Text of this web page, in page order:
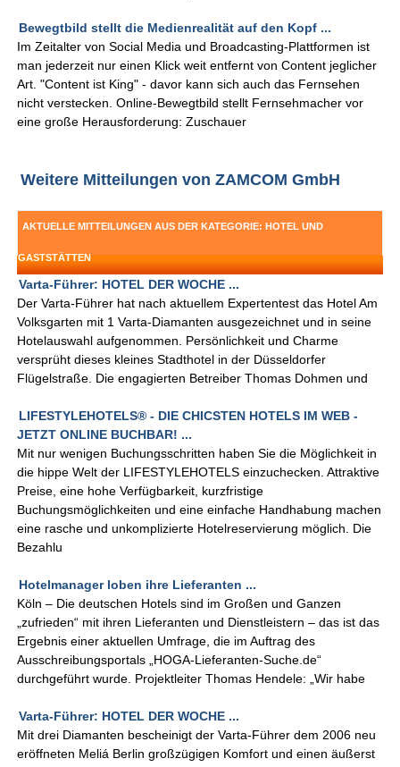
Bewegtbild stellt die Medienrealität auf den Kopf ...
Im Zeitalter von Social Media und Broadcasting-Plattformen ist
man jederzeit nur einen Klick weit entfernt von Content jeglicher
Art. "Content ist King" - davor kann sich auch das Fernsehen
nicht verstecken. Online-Bewegtbild stellt Fernsehmacher vor
eine große Herausforderung: Zuschauer
Weitere Mitteilungen von ZAMCOM GmbH
AKTUELLE MITTEILUNGEN AUS DER KATEGORIE: HOTEL UND
GASTSTÄTTEN
Varta-Führer: HOTEL DER WOCHE ...
Der Varta-Führer hat nach aktuellem Expertentest das Hotel Am
Volksgarten mit 1 Varta-Diamanten ausgezeichnet und in seine
Hotelauswahl aufgenommen. Persönlichkeit und Charme
versprüht dieses kleines Stadthotel in der Düsseldorfer
Flügelstraße. Die engagierten Betreiber Thomas Dohmen und
LIFESTYLEHOTELS® - DIE CHICSTEN HOTELS IM WEB -
JETZT ONLINE BUCHBAR! ...
Mit nur wenigen Buchungsschritten haben Sie die Möglichkeit in
die hippe Welt der LIFESTYLEHOTELS einzuchecken. Attraktive
Preise, eine hohe Verfügbarkeit, kurzfristige
Buchungsmöglichkeiten und eine einfache Handhabung machen
eine rasche und unkomplizierte Hotelreservierung möglich. Die
Bezahlu
Hotelmanager loben ihre Lieferanten ...
Köln – Die deutschen Hotels sind im Großen und Ganzen
„zufrieden“ mit ihren Lieferanten und Dienstleistern – das ist das
Ergebnis einer aktuellen Umfrage, die im Auftrag des
Ausschreibungsportals „HOGA-Lieferanten-Suche.de“
durchgeführt wurde. Projektleiter Thomas Hendele: „Wir habe
Varta-Führer: HOTEL DER WOCHE ...
Mit drei Diamanten bescheinigt der Varta-Führer dem 2006 neu
eröffneten Meliá Berlin großzügigen Komfort und einen äußerst